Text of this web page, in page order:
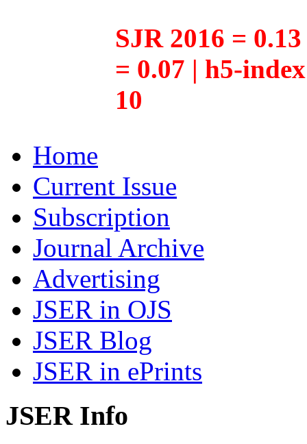
SJR 2016 =
= 0.07 | h5-
10
Home
Current Issue
Subscription
Journal Archive
Advertising
JSER in OJS
JSER Blog
JSER in ePrints
JSER Info